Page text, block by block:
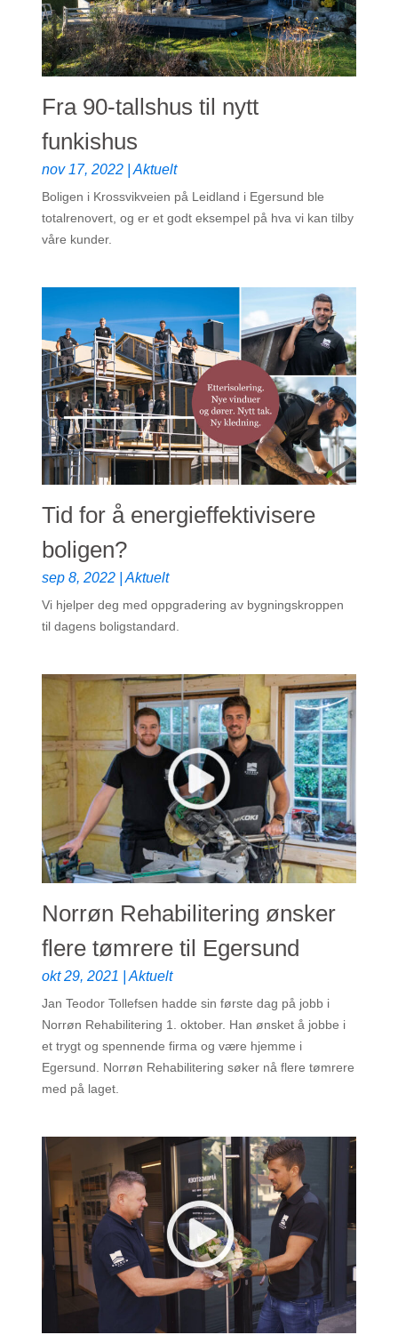
Fra 90-tallshus til nytt
funkishus
nov 17, 2022 |Aktuelt
Boligen i Krossvikveien på Leidland i Egersund ble
totalrenovert, og er et godt eksempel på hva vi kan tilby
våre kunder.
Tid for å energieffektivisere
boligen?
sep 8, 2022 |Aktuelt
Vi hjelper deg med oppgradering av bygningskroppen
til dagens boligstandard.
Norrøn Rehabilitering ønsker
flere tømrere til Egersund
okt 29, 2021 |Aktuelt
Jan Teodor Tollefsen hadde sin første dag på jobb i
Norrøn Rehabilitering 1. oktober. Han ønsket å jobbe i
et trygt og spennende firma og være hjemme i
Egersund. Norrøn Rehabilitering søker nå flere tømrere
med på laget.